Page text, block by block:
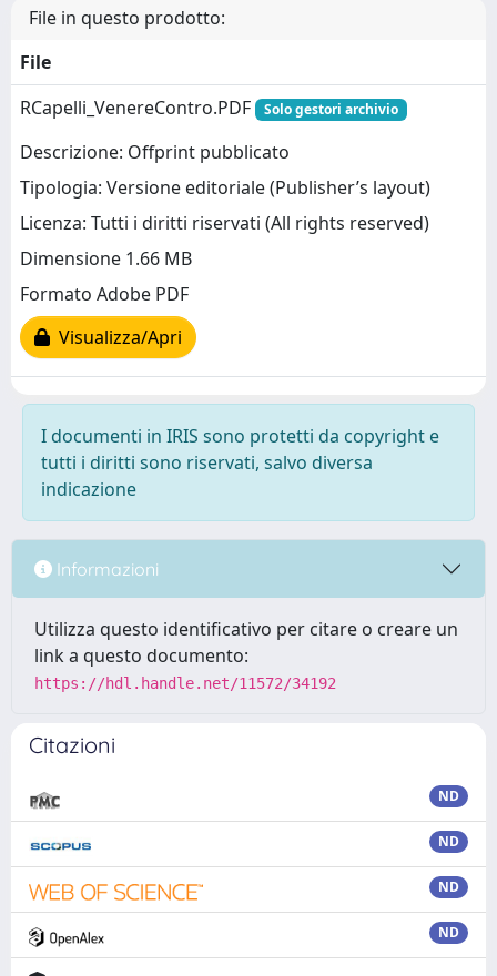
File in questo prodotto:
File
RCapelli_VenereContro.PDF
Solo gestori archivio
Descrizione: Offprint pubblicato
Tipologia: Versione editoriale (Publisher’s layout)
Licenza: Tutti i diritti riservati (All rights reserved)
Dimensione 1.66 MB
Formato Adobe PDF
Visualizza/Apri
I documenti in IRIS sono protetti da copyright e
tutti i diritti sono riservati, salvo diversa
indicazione
Informazioni
Utilizza questo identificativo per citare o creare un
link a questo documento:
https://hdl.handle.net/11572/34192
Citazioni
ND
ND
ND
ND